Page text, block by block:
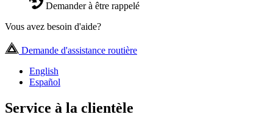
Demander à être rappelé
Vous avez besoin d'aide?
Demande d'assistance routière
English
Español
Service à la clientèle